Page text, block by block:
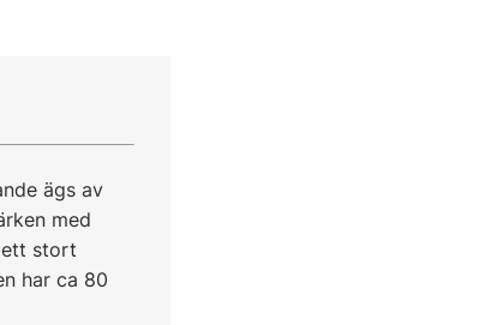
ägs av
med
ett stort
har ca 80